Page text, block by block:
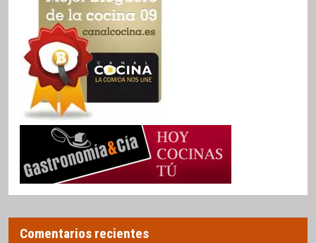
Comentarios recientes